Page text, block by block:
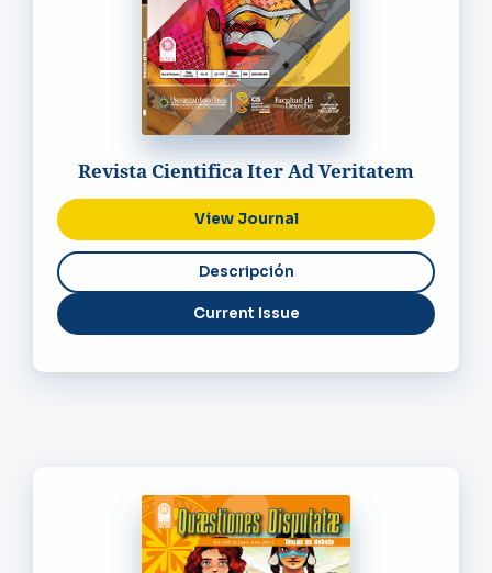
Revista Cientifica Iter Ad Veritatem
View Journal
Current Issue